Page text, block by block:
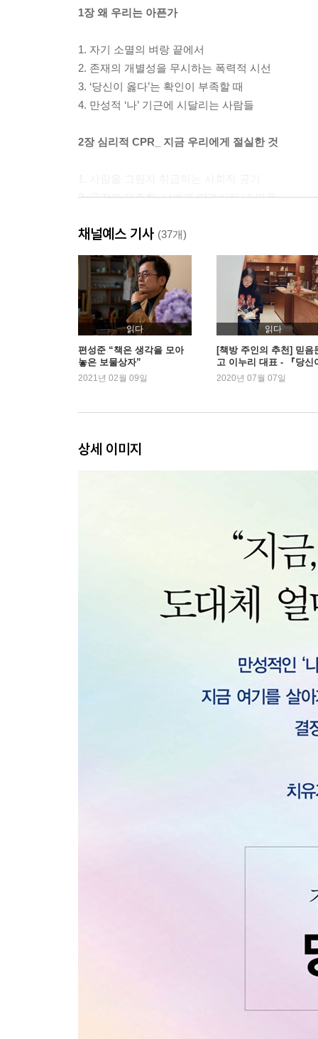
1장 왜 우리는 아픈가
1. 자기 소멸의 벼랑 끝에서
2. 존재의 개별성을 무시하는 폭력적 시선
3. ‘당신이 옳다’는 확인이 부족할 때
4. 만성적 ‘나’ 기근에 시달리는 사람들
2장 심리적 CPR_ 지금 우리에게 절실한 것
2. 공감의 외주화, 남에게 맡겨버린 내 마음
4. ‘나’가 희미해질수록 존재 증명을 위해 몸부림친
5. 사라져가는 ‘나’를 소생시키는 심리적 CPR
3장 공감_ 빠르고 정확하게 마음을 움직이는 힘
1. 사람을 살리는 결정적인 힘
2. 공감은 타고나는 것이 아니라 배우는 것
3. 공감의 과녁 1 세상사에서 그 자신으로 초점을
4. 공감의 과녁 2 칭찬이나 좋은 말 대잔치와는 다
8. 공감의 과녁 6 감정이 옳다고 행동까지 옳은 것
4. 갑을 관계에서도 을인 ‘나’를 드러낼 수 있나
5장 공감의 허들 넘기_ 진정한 치유를 가로막는 방
3. 충족되지 않은 사랑에 대한 욕구
6장 공감 실전_ 어떻게 그 ‘한 사람’이 될 수 있을까
2. 상대방과 똑같은 감정을 느끼지 않아도 괜찮다
채널예스 기사 (37개)
읽다
편성준 “책은 생각을 모아
놓은 보물상자”
2021년 02월 09일
읽다
[책방 주인의 추천] 믿음
고 이누리 대표 - 『당신
옳다』
2020년 07월 07일
상세 이미지